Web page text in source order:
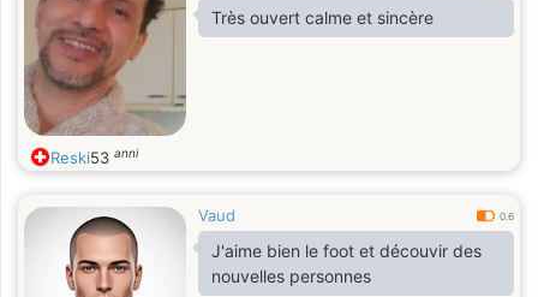
Très ouvert calme et sincère
Reski53 anni
Vaud 0.6
J'aime bien le foot et découvir des
nouvelles personnes